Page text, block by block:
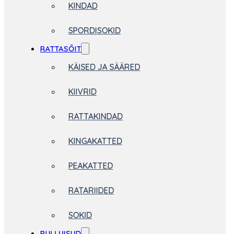
KINDAD
SPORDISOKID
RATTASÕIT
KÄISED JA SÄÄRED
KIIVRID
RATTAKINDAD
KINGAKATTED
PEAKATTED
RATARIIDED
SOKID